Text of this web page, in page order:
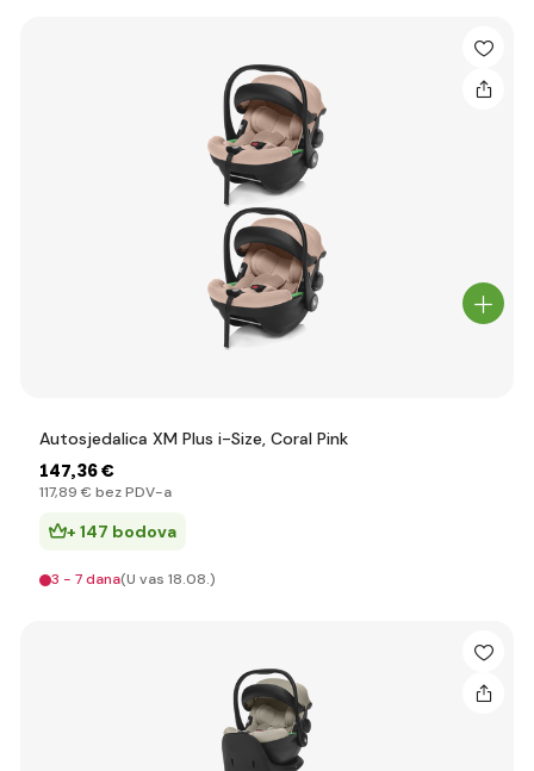
Autosjedalica XM Plus i-Size, Coral Pink
147,36 €
117,89 € bez PDV-a
+ 147 bodova
3 - 7 dana(U vas 18.08.)